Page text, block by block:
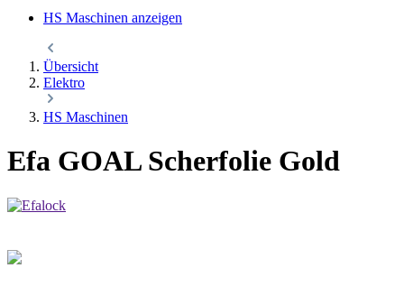
HS Maschinen anzeigen
Übersicht
Elektro
HS Maschinen
Efa GOAL Scherfolie Gold